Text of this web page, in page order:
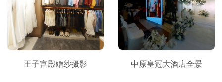
王子宫殿婚纱摄影 中原皇冠大酒店全景